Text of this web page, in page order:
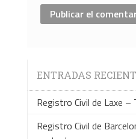
ENTRADAS
Registro Civil de Laxe
Registro Civil de